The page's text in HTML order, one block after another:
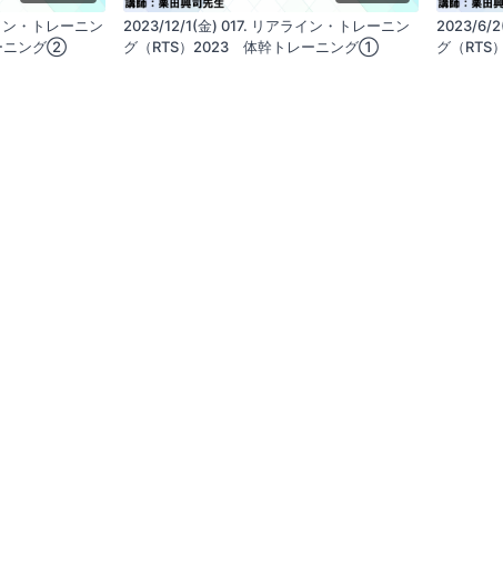
・リアライン・ソックス
足関節を安定させ、スムーズに動く関節を作
・トレーニン
ニング②
2023/12/1(金) 017. リアライン・トレーニン
グ（RTS）2023 体幹トレーニング①
2023/6/
グ（